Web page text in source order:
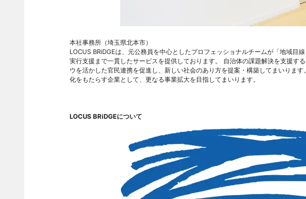
本社事務所（埼玉県北本市）
LOCUS BRiDGEは、元公務員を中心としたプロフェッショナルチームが「地域目
実行支援まで一貫したサービスを提供しております。 自治体の課題解決を支援す
ウを活かした官民連携を促進し、新しい社会のあり方を提案・構築してまいりま
化をもたらす企業として、更なる事業拡大を目指してまいります。
LOCUS BRiDGEについて